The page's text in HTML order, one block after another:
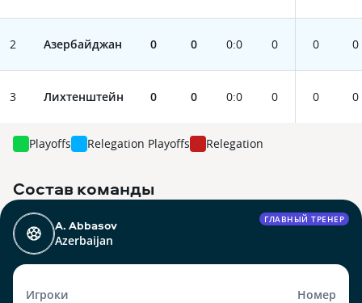
2 Азербайджан 0 0 0:0 0 0 0
3 Лихтенштейн 0 0 0:0 0 0 0
Playoffs Relegation Playoffs Relegation
Состав команды
A. Abbasov
Azerbaijan
ГЛАВНЫЙ ТРЕНЕР
Игроки Номер